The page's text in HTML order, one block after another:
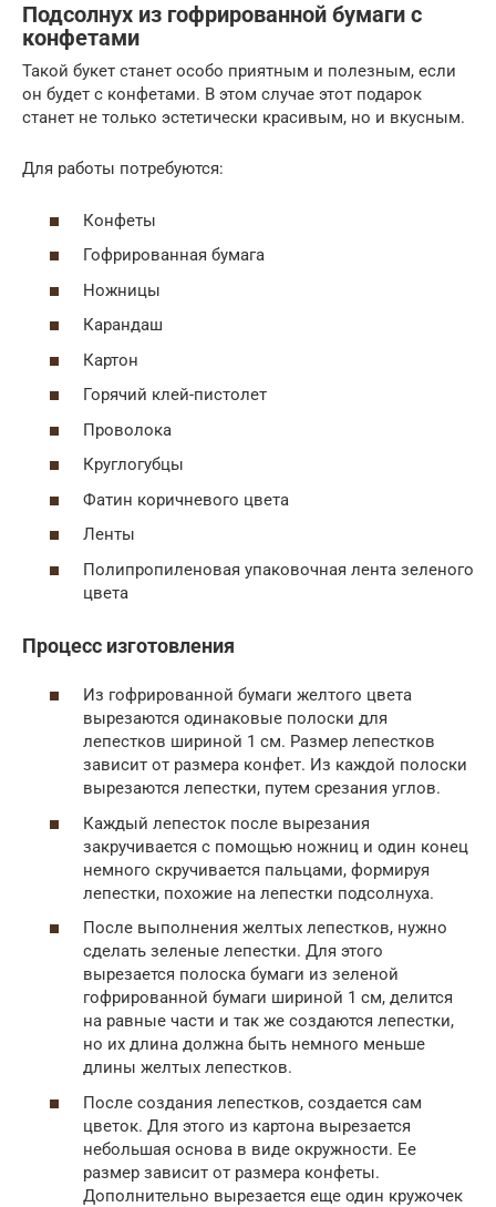
Подсолнух из гофрированной бумаги с
конфетами
Такой букет станет особо приятным и полезным, если
он будет с конфетами. В этом случае этот подарок
станет не только эстетически красивым, но и вкусным.
Для работы потребуются:
Конфеты
Гофрированная бумага
Ножницы
Карандаш
Картон
Горячий клей-пистолет
Проволока
Круглогубцы
Фатин коричневого цвета
Ленты
Полипропиленовая упаковочная лента зеленого
цвета
Процесс изготовления
Из гофрированной бумаги желтого цвета
вырезаются одинаковые полоски для
лепестков шириной 1 см. Размер лепестков
зависит от размера конфет. Из каждой полоски
вырезаются лепестки, путем срезания углов.
Каждый лепесток после вырезания
закручивается с помощью ножниц и один конец
немного скручивается пальцами, формируя
лепестки, похожие на лепестки подсолнуха.
После выполнения желтых лепестков, нужно
сделать зеленые лепестки. Для этого
вырезается полоска бумаги из зеленой
гофрированной бумаги шириной 1 см, делится
на равные части и так же создаются лепестки,
но их длина должна быть немного меньше
длины желтых лепестков.
После создания лепестков, создается сам
цветок. Для этого из картона вырезается
небольшая основа в виде окружности. Ее
размер зависит от размера конфеты.
Дополнительно вырезается еще один кружочек